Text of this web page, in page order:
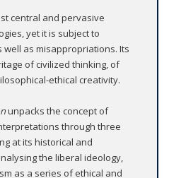
central and pervasive
yet it is subject to
as misappropriations. Its
of civilized thinking, of
ethical creativity.
unpacks the concept of
through three
at its historical and
the liberal ideology,
as a series of ethical and